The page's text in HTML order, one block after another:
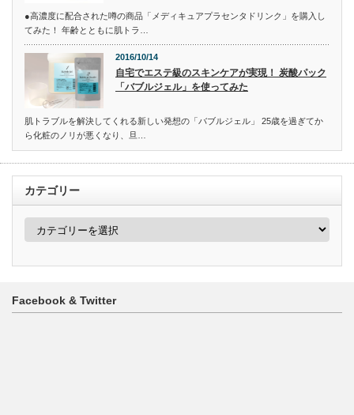
●高濃度に配合された噂の商品「メディキュアプラセンタドリンク」を購入し
てみた！ 年齢とともに肌トラ…
2016/10/14
自宅でエステ級のスキンケアが実現！ 炭酸パック
「バブルジェル」を使ってみた
肌トラブルを解決してくれる新しい発想の「バブルジェル」 25歳を過ぎてか
ら化粧のノリが悪くなり、旦…
カテゴリー
Facebook & Twitter